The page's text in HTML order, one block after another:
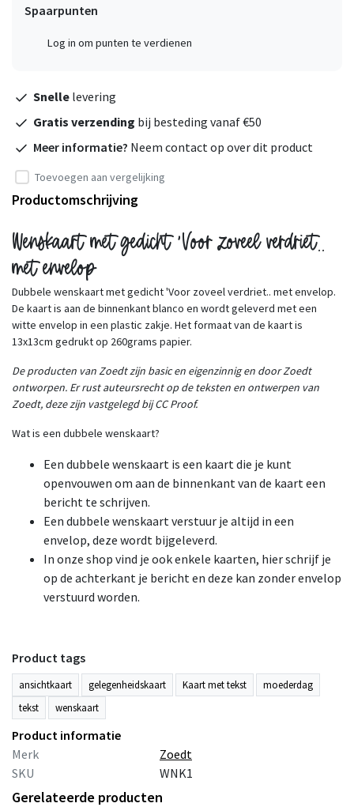
Spaarpunten
Log in om punten te verdienen
Snelle levering
Gratis verzending bij besteding vanaf €50
Meer informatie? Neem contact op over dit product
Toevoegen aan vergelijking
Productomschrijving
Wenskaart met gedicht 'Voor zoveel verdriet..
met envelop
Dubbele wenskaart met gedicht 'Voor zoveel verdriet.. met envelop.
De kaart is aan de binnenkant blanco en wordt geleverd met een
witte envelop in een plastic zakje. Het formaat van de kaart is
13x13cm gedrukt op 260grams papier.
De producten van Zoedt zijn basic en eigenzinnig en door Zoedt
ontworpen. Er rust auteursrecht op de teksten en ontwerpen van
Zoedt, deze zijn vastgelegd bij CC Proof.
Wat is een dubbele wenskaart?
Een dubbele wenskaart is een kaart die je kunt
openvouwen om aan de binnenkant van de kaart een
bericht te schrijven.
Een dubbele wenskaart verstuur je altijd in een
envelop, deze wordt bijgeleverd.
In onze shop vind je ook enkele kaarten, hier schrijf je
op de achterkant je bericht en deze kan zonder envelop
verstuurd worden.
Product tags
ansichtkaart gelegenheidskaart Kaart met tekst
moederdag
tekst
wenskaart
Product informatie
Merk
Zoedt
SKU
WNK1
Gerelateerde producten